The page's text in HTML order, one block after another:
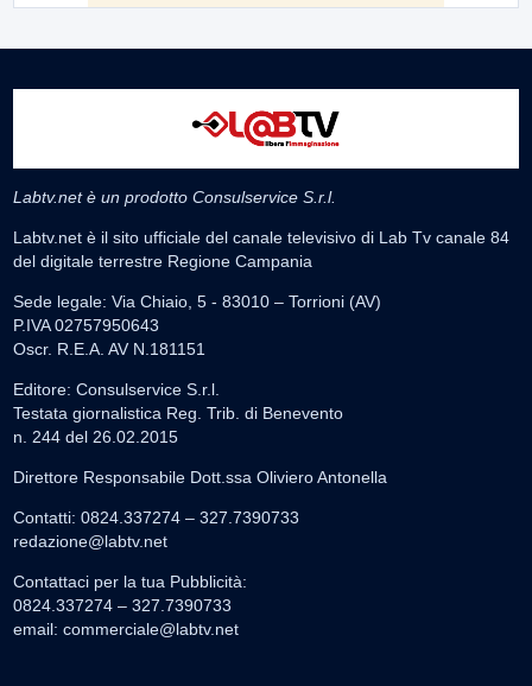
Labtv.net è un prodotto Consulservice S.r.l.
Labtv.net è il sito ufficiale del canale televisivo di Lab Tv canale 84
del digitale terrestre Regione Campania
Sede legale: Via Chiaio, 5 - 83010 – Torrioni (AV)
P.IVA 02757950643
Oscr. R.E.A. AV N.181151
Editore: Consulservice S.r.l.
Testata giornalistica Reg. Trib. di Benevento
n. 244 del 26.02.2015
Direttore Responsabile Dott.ssa Oliviero Antonella
Contatti: 0824.337274 – 327.7390733
redazione@labtv.net
Contattaci per la tua Pubblicità:
0824.337274 – 327.7390733
email: commerciale@labtv.net